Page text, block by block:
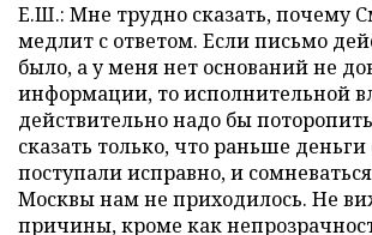
Е.Ш.: Мне трудно сказать, почему
медлит с ответом. Если письмо
было, а у меня нет оснований не
информации, то исполнительной
действительно надо бы
сказать только, что раньше деньги
поступали исправно, и
Москвы нам не приходилось. Не
причины, кроме как